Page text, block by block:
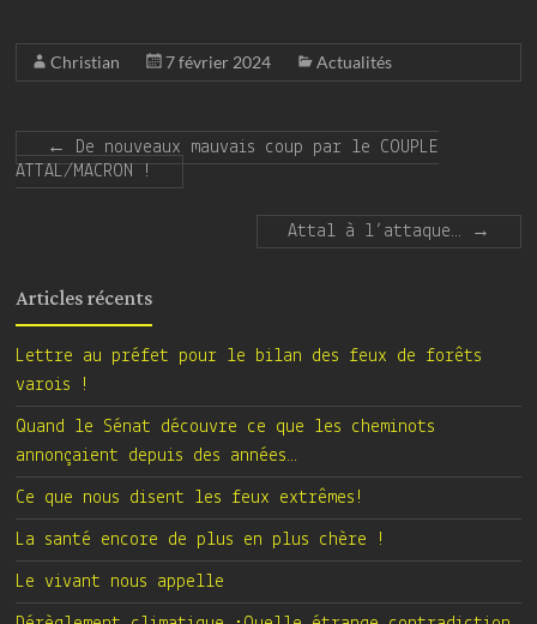
Christian 7 février 2024 Actualités
←
De nouveaux mauvais coup par le COUPLE
ATTAL/MACRON !
Attal à l’attaque… →
Articles récents
Lettre au préfet pour le bilan des feux de forêts
varois !
Quand le Sénat découvre ce que les cheminots
annonçaient depuis des années…
Ce que nous disent les feux extrêmes!
La santé encore de plus en plus chère !
Le vivant nous appelle